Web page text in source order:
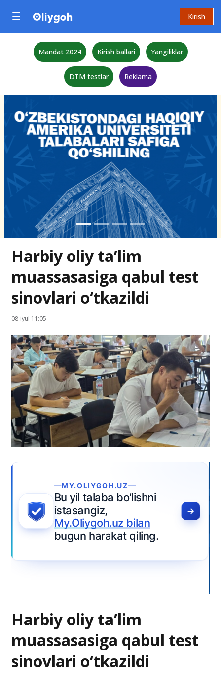
Kirish
Mandat 2024 Kirish ballari Yangiliklar
DTM testlar Reklama
Harbiy oliy ta’lim
muassasasiga qabul test
sinovlari o‘tkazildi
08-iyul 11:05
Harbiy oliy ta’lim
muassasasiga qabul test
sinovlari o‘tkazildi